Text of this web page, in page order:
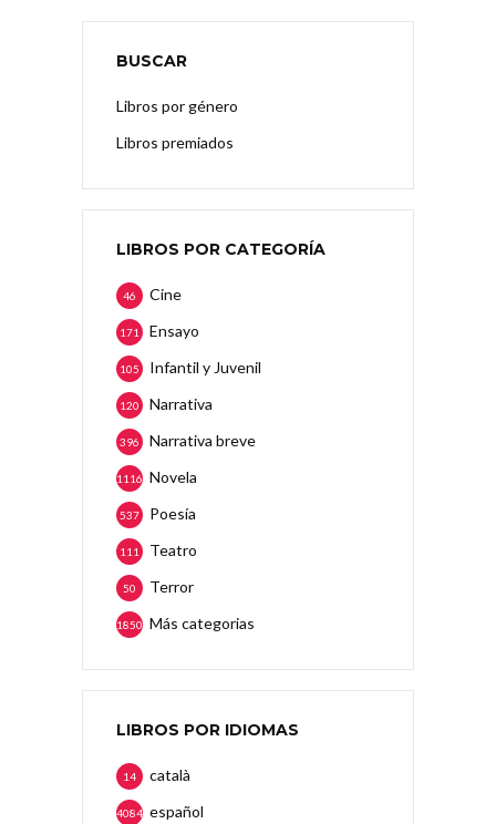
BUSCAR
Libros por género
Libros premiados
LIBROS POR CATEGORÍA
Cine
46
Ensayo
171
Infantil y Juvenil
105
Narrativa
120
Narrativa breve
396
Novela
1116
Poesía
537
Teatro
111
Terror
50
Más categorias
1850
LIBROS POR IDIOMAS
català
14
español
4084